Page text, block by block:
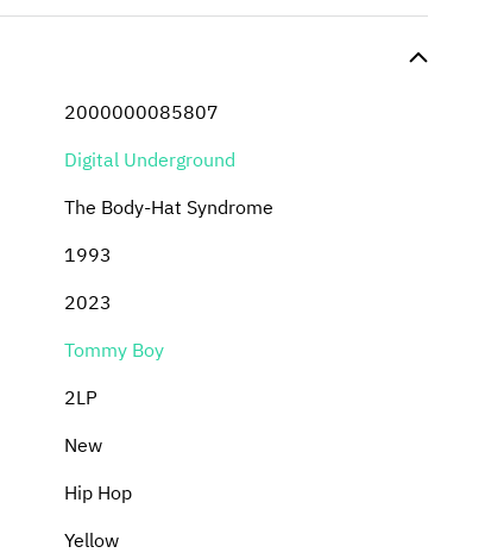
2000000085807
Digital Underground
The Body-Hat Syndrome
1993
2023
Tommy Boy
2LP
New
Hip Hop
Yellow